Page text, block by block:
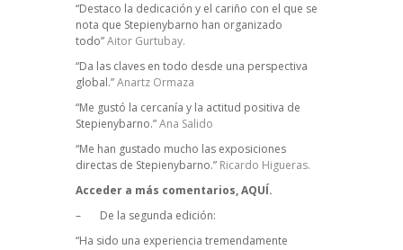
“Destaco la dedicación y el cariño con el que se
nota que Stepienybarno han organizado
todo”Aitor Gurtubay.
“Da las claves en todo desde una perspectiva
global.”Anartz Ormaza
“Me gustó la cercanía y la actitud positiva de
Stepienybarno.”Ana Salido
“Me han gustado mucho las exposiciones
directas de Stepienybarno.” Ricardo Higueras.
Acceder a más comentarios,AQUÍ.
– De la segunda edición:
“Ha sido una experiencia tremendamente